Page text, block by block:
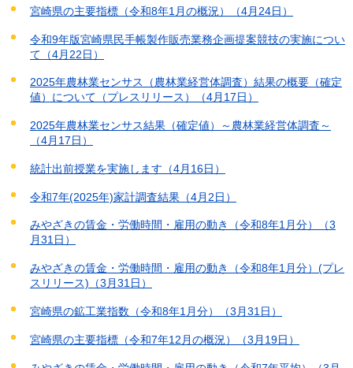
宮崎県の主要指標（令和8年1月の概況）（4月24日）
令和9年版宮崎県民手帳製作販売業務企画提案競技の実施につい
て（4月22日）
2025年農林業センサス（農林業経営体調査）結果の概要（確定
値）について（プレスリリース）（4月17日）
2025年農林業センサス結果（確定値）～農林業経営体調査～
（4月17日）
統計出前授業を実施します（4月16日）
令和7年(2025年)家計調査結果（4月2日）
みやざきの賃金・労働時間・雇用の動き（令和8年1月分）（3
月31日）
みやざきの賃金・労働時間・雇用の動き（令和8年1月分）(プレ
スリリース)（3月31日）
宮崎県の鉱工業指数（令和8年1月分）（3月31日）
宮崎県の主要指標（令和7年12月の概況）（3月19日）